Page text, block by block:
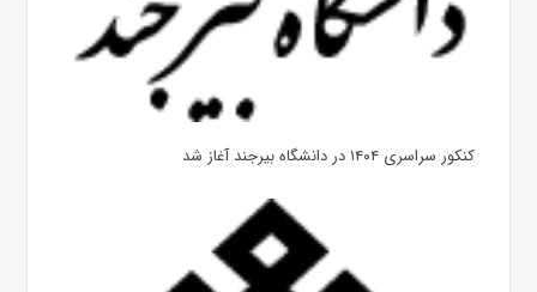
کنکور سراسری ۱۴۰۴ در دانشگاه بیرجند آغاز شد